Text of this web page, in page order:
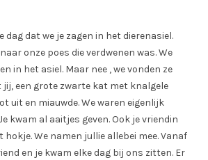
dag dat we je zagen in het dierenasiel.
onze poes die verdwenen was. We
in het asiel. Maar nee , we vonden ze
jij, een grote zwarte kat met knalgele
uit en miauwde. We waren eigenlijk
kwam al aaitjes geven. Ook je vriendin
hokje. We namen jullie allebei mee. Vanaf
en je kwam elke dag bij ons zitten. Er